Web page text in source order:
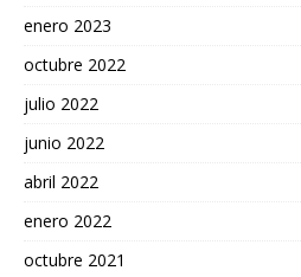
enero 2023
octubre 2022
julio 2022
junio 2022
abril 2022
enero 2022
octubre 2021